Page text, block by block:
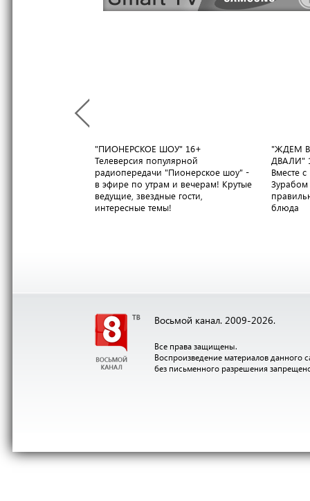
"ПИОНЕРСКОЕ ШОУ" 16+
Телеверсия популярной
радиопередачи "Пионерское шоу" -
в эфире по утрам и вечерам! Крутые
ведущие, звездные гости,
интересные темы!
"ЖДЕМ
ДВАЛИ"
Вместе
Зурабом
блюда
Восьмой канал. 2009-2026.
Все права защищены.
Воспроизведение материалов данного
без письменного разрешения